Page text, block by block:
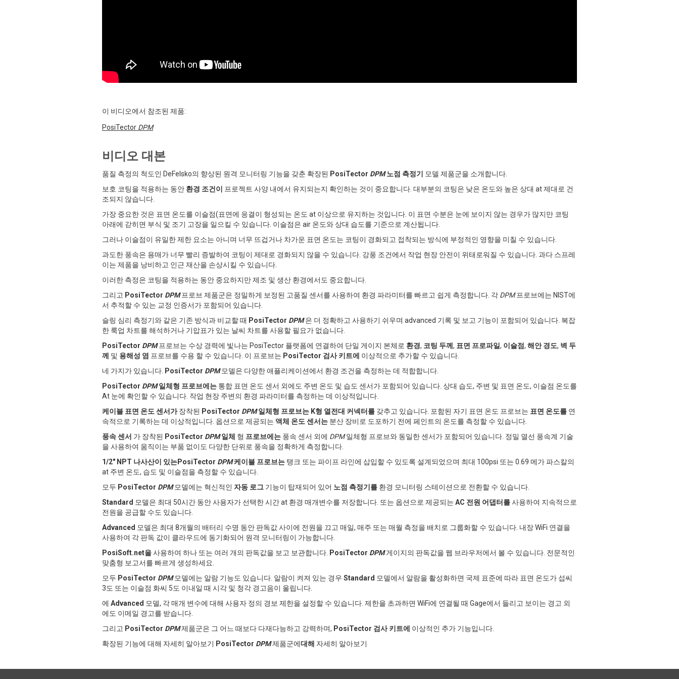
이 비디오에서 참조된 제품:
PosiTector DPM
비디오 대본
품질 측정의 척도인 DeFelsko의 향상된 원격 모니터링 기능을 갖춘 확장된 PosiTector DPM노점 측정기
모델 제품군을 소개합니다.
보호 코팅을 적용하는 동안 환경 조건이 프로젝트 사양 내에서 유지되는지 확인하는 것이 중요합니다. 대부분의 코팅은 낮은 온도와 높은 상대 at 제대로 건
조되지 않습니다.
가장 중요한 것은 표면 온도를 이슬점(표면에 응결이 형성되는 온도 at 이상으로 유지하는 것입니다. 이 표면 수분은 눈에 보이지 않는 경우가 많지만 코팅
아래에 갇히면 부식 및 조기 고장을 일으킬 수 있습니다. 이슬점은 air 온도와 상대 습도를 기준으로 계산됩니다.
그러나 이슬점이 유일한 제한 요소는 아니며 너무 뜨겁거나 차가운 표면 온도는 코팅이 경화되고 접착되는 방식에 부정적인 영향을 미칠 수 있습니다.
과도한 풍속은 용매가 너무 빨리 증발하여 코팅이 제대로 경화되지 않을 수 있습니다. 강풍 조건에서 작업 현장 안전이 위태로워질 수 있습니다. 과다 스프레
이는 제품을 낭비하고 인근 재산을 손상시킬 수 있습니다.
이러한 측정은 코팅을 적용하는 동안 중요하지만 제조 및 생산 환경에서도 중요합니다.
그리고 PosiTector DPM프로브 제품군은 정밀하게 보정된 고품질 센서를 사용하여 환경 파라미터를 빠르고 쉽게 측정합니다. 각 DPM프로브에는 NIST에
서 추적할 수 있는 교정 인증서가 포함되어 있습니다.
슬링 심리 측정기와 같은 기존 방식과 비교할 때 PosiTector DPM은 더 정확하고 사용하기 쉬우며 advanced 기록 및 보고 기능이 포함되어 있습니다. 복잡
한 룩업 차트를 해석하거나 기압표가 있는 날씨 차트를 사용할 필요가 없습니다.
PosiTector DPM프로브는 수상 경력에 빛나는 PosiTector 플랫폼에 연결하여 단일 게이지 본체로 환경, 코팅 두께 , 표면 프로파일, 이슬점, 해안 경도, 벽 두
께 및 용해성 염 프로브를 수용 할 수 있습니다. 이 프로브는 PosiTector 검사 키트에 이상적으로 추가할 수 있습니다.
네 가지가 있습니다. PosiTector DPM모델은 다양한 애플리케이션에서 환경 조건을 측정하는 데 적합합니다.
PosiTector DPM일체형 프로브에는 통합 표면 온도 센서 외에도 주변 온도 및 습도 센서가 포함되어 있습니다. 상대 습도, 주변 및 표면 온도, 이슬점 온도를
At 눈에 확인할 수 있습니다. 작업 현장 주변의 환경 파라미터를 측정하는 데 이상적입니다.
케이블 표면 온도 센서가장착된 PosiTector DPM일체형 프로브는 K형 열전대 커넥터를 갖추고 있습니다. 포함된 자기 표면 온도 프로브는 표면 온도를 연
속적으로 기록하는 데 이상적입니다. 옵션으로 제공되는 액체 온도 센서는 분산 장비로 도포하기 전에 페인트의 온도를 측정할 수 있습니다.
풍속 센서 가 장착된 PosiTector DPM일체 형 프로브에는 풍속 센서 외에 DPM일체형 프로브와 동일한 센서가 포함되어 있습니다. 정밀 열선 풍속계 기술
을 사용하여 움직이는 부품 없이도 다양한 단위로 풍속을 정확하게 측정합니다.
1/2" NPT 나사산이 있는PosiTector DPM케이블 프로브는 탱크 또는 파이프 라인에 삽입할 수 있도록 설계되었으며 최대 100psi 또는 0.69 메가 파스칼의
at 주변 온도, 습도 및 이슬점을 측정할 수 있습니다.
모두 PosiTector DPM모델에는 혁신적인 자동 로그 기능이 탑재되어 있어 노점 측정기를 환경 모니터링 스테이션으로 전환할 수 있습니다.
Standard 모델은 최대 50시간 동안 사용자가 선택한 시간 at 환경 매개변수를 저장합니다. 또는 옵션으로 제공되는 AC 전원 어댑터를사용하여 지속적으로
전원을 공급할 수도 있습니다.
Advanced 모델은 최대 8개월의 배터리 수명 동안 판독값 사이에 전원을 끄고 매일, 매주 또는 매월 측정을 배치로 그룹화할 수 있습니다. 내장 WiFi 연결을
사용하여 각 판독 값이 클라우드에 동기화되어 원격 모니터링이 가능합니다.
PosiSoft.net을사용하여 하나 또는 여러 개의 판독값을 보고 보관합니다. PosiTector DPM게이지의 판독값을 웹 브라우저에서 볼 수 있습니다. 전문적인
맞춤형 보고서를 빠르게 생성하세요.
모두 PosiTector DPM모델에는 알람 기능도 있습니다. 알람이 켜져 있는 경우 Standard 모델에서 알람을 활성화하면 국제 표준에 따라 표면 온도가 섭씨
3도 또는 이슬점 화씨 5도 이내일 때 시각 및 청각 경고음이 울립니다.
에 Advanced 모델, 각 매개 변수에 대해 사용자 정의 경보 제한을 설정할 수 있습니다. 제한을 초과하면 WiFi에 연결될 때 Gage에서 들리고 보이는 경고 외
에도 이메일 경고를 받습니다.
그리고 PosiTector DPM제품군은 그 어느 때보다 다재다능하고 강력하며, PosiTector 검사 키트에 이상적인 추가 기능입니다.
확장된 기능에 대해 자세히 알아보기 PosiTector DPM제품군에대해 자세히 알아보기